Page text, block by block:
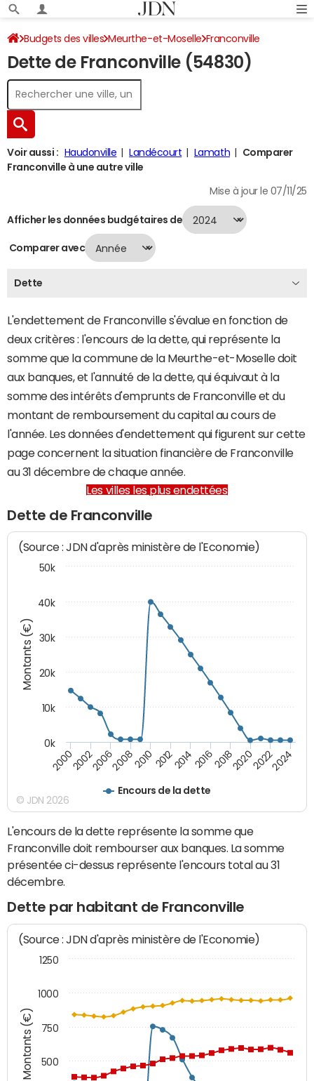
Budgets des villes Meurthe-et-Moselle Franconville
Dette au 31/12/2024
Dette de Franconville (54830)
Voir aussi : Haudonville Landécourt Lamath
Comparer
Franconville à une autre ville
Mise à jour le 07/11/25
Afficher les données budgétaires de
Comparer avec
Dette
L'endettement de Franconville s'évalue en fonction de
deux critères : l'encours de la dette, qui représente la
somme que la commune de la Meurthe-et-Moselle doit
aux banques, et l'annuité de la dette, qui équivaut à la
somme des intérêts d'emprunts de Franconville et du
montant de remboursement du capital au cours de
l'année. Les données d'endettement qui figurent sur cette
page concernent la situation financière de Franconville
au 31 décembre de chaque année.
Les villes les plus endettées
Dette de Franconville
Montants (€)
(Source : JDN d'après ministère de l'Economie)
Encours de la dette
20002002200620082010 2012201420162018202020222024
0k
10k
20k
30k
40k
50k
© JDN 2026
L'encours de la dette représente la somme que
Franconville doit rembourser aux banques. La somme
présentée ci-dessus représente l'encours total au 31
décembre.
Dette par habitant de Franconville
Montants (€)
(Source : JDN d'après ministère de l'Economie)
500
750
1000
1250